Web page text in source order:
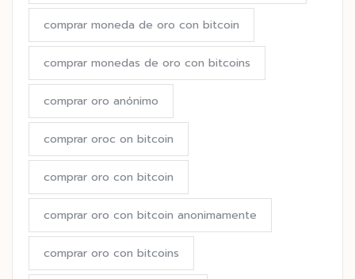
comprar moneda de oro con bitcoin
comprar monedas de oro con bitcoins
comprar oro anónimo
comprar oroc on bitcoin
comprar oro con bitcoin
comprar oro con bitcoin anonimamente
comprar oro con bitcoins